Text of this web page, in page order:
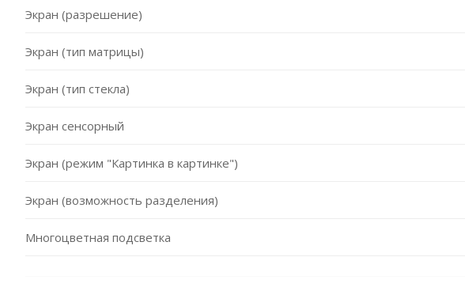
Экран (разрешение)
Экран (тип матрицы)
Экран (тип стекла)
Экран сенсорный
Экран (режим "Картинка в картинке")
Экран (возможность разделения)
Многоцветная подсветка